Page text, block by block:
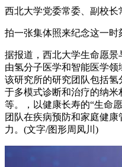
西北大学党委常委、副校
拍一张集体照来纪念这一时
据报道，西北大学生命愿
由氢分子医学和智能医学领
该研究所的研究团队包括氢
于多模式诊断和治疗的纳
等。，以健康长寿的“生命
团队在疾病预防和家庭健
力。(文字/图形周凤川)